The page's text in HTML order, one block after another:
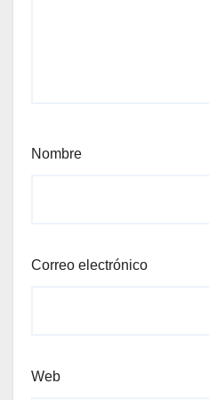
Nombre
Correo electrónico
Web